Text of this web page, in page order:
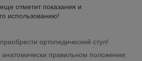
отметит показания и
использованию!
ортопедический стул!
анатомически правильном положении;